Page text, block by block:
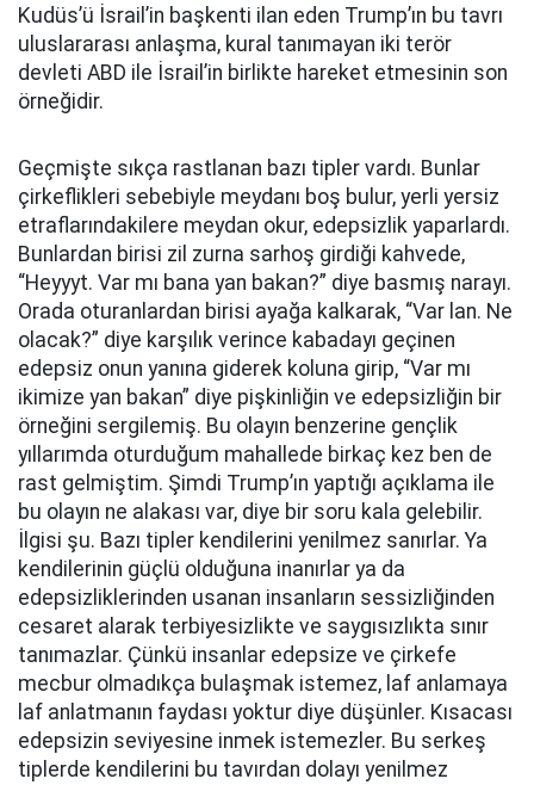
Kudüs’ü İsrail’in başkenti ilan eden Trump’ın bu tavrı
uluslararası anlaşma, kural tanımayan iki terör
devleti ABD ile İsrail’in birlikte hareket etmesinin son
örneğidir.
Geçmişte sıkça rastlanan bazı tipler vardı. Bunlar
çirkeflikleri sebebiyle meydanı boş bulur, yerli yersiz
etraflarındakilere meydan okur, edepsizlik yaparlardı.
Bunlardan birisi zil zurna sarhoş girdiği kahvede,
“Heyyyt. Var mı bana yan bakan?” diye basmış narayı.
Orada oturanlardan birisi ayağa kalkarak, “Var lan. Ne
olacak?” diye karşılık verince kabadayı geçinen
edepsiz onun yanına giderek koluna girip, “Var mı
ikimize yan bakan” diye pişkinliğin ve edepsizliğin bir
örneğini sergilemiş. Bu olayın benzerine gençlik
yıllarımda oturduğum mahallede birkaç kez ben de
rast gelmiştim. Şimdi Trump’ın yaptığı açıklama ile
bu olayın ne alakası var, diye bir soru kala gelebilir.
İlgisi şu. Bazı tipler kendilerini yenilmez sanırlar. Ya
kendilerinin güçlü olduğuna inanırlar ya da
edepsizliklerinden usanan insanların sessizliğinden
cesaret alarak terbiyesizlikte ve saygısızlıkta sınır
tanımazlar. Çünkü insanlar edepsize ve çirkefe
mecbur olmadıkça bulaşmak istemez, laf anlamaya
laf anlatmanın faydası yoktur diye düşünler. Kısacası
edepsizin seviyesine inmek istemezler. Bu serkeş
tiplerde kendilerini bu tavırdan dolayı yenilmez